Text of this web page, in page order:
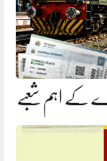
کے اہم شعبے